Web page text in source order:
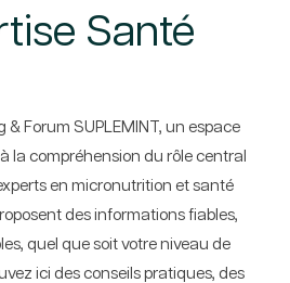
Santé
& Forum SUPLEMINT, un espace
la compréhension du rôle central
en micronutrition et santé
des informations fiables,
quel que soit votre niveau de
ici des conseils pratiques, des